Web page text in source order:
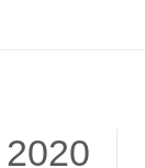
2020